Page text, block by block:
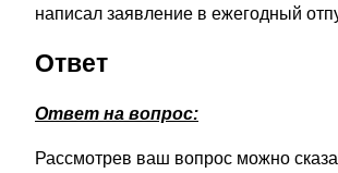
написал заявление в ежегодный
Ответ
Ответ на вопрос:
Рассмотрев ваш вопрос можно